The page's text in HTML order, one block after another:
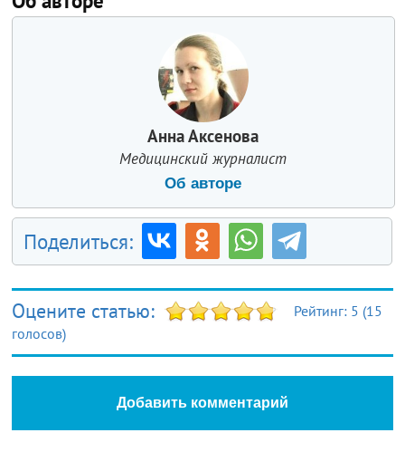
Анна Аксенова
Медицинский журналист
Об авторе
Поделиться:
Оцените статью: Рейтинг: 5 (15
голосов)
Добавить комментарий